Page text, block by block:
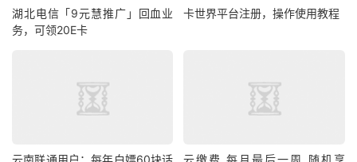
湖北电信「9元慧推广」回血业
务，可领20E卡
卡世界平台注册，操作使用教程